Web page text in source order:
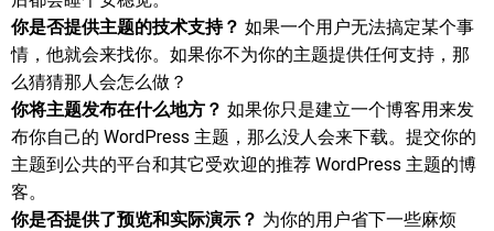
你是否提供主题的技术支持？ 如果一个用户无法搞定某个事
情，他就会来找你。如果你不为你的主题提供任何支持，那
么猜猜那人会怎么做？
你将主题发布在什么地方？ 如果你只是建立一个博客用来发
布你自己的 WordPress 主题，那么没人会来下载。提交你的
主题到公共的平台和其它受欢迎的推荐 WordPress 主题的博
客。
你是否提供了预览和实际演示？ 为你的用户省下一些麻烦